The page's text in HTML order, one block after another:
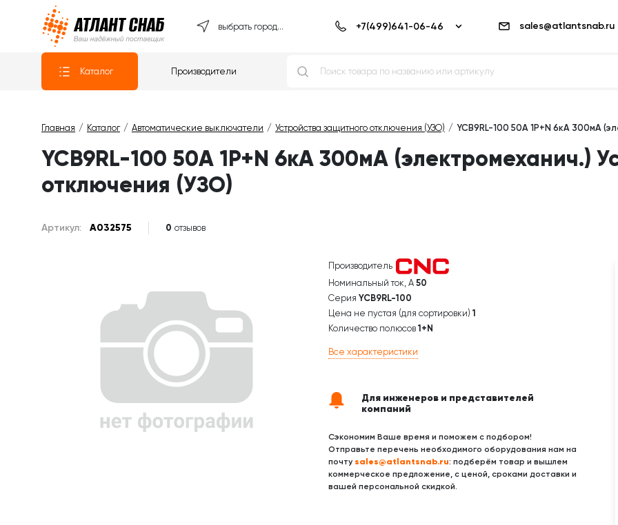
Атлантснаб
выбрать город... sales@atlantsnab.ru
Каталог Производители
Главная Каталог Автоматические выключатели Устройства защитного отключения (УЗО) YCB9RL-100 50А 1P+N 6кА 300мА
YCB9RL-100 50А 1P+N 6кА 300мА (электромеханич.)
отключения (УЗО)
Артикул: A032575
Производитель
Номинальный ток, А 50
Серия YCB9RL-100
Цена не пустая (для сортировки) 1
Количество полюсов 1+N
Все характеристики
Для инженеров и представителей
компаний
Сэкономим Ваше время и поможем с подбором!
Отправьте перечень необходимого оборудования нам на
почту sales@atlantsnab.ru: подберём товар и вышлем
коммерческое предложение, с ценой, сроками доставки и
вашей персональной скидкой.